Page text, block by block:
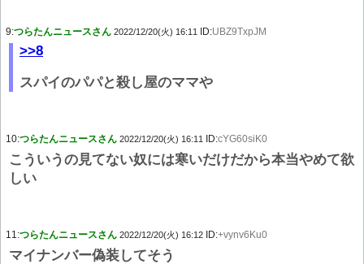
9:つらたんニュースさん 2022/12/20(火) 16:11 ID:UBZ9TxpJM
>>8
スパイのパパと殺し屋のママや
10:つらたんニュースさん 2022/12/20(火) 16:11 ID:cYG60siK0
こういうの見てない奴には寒いだけだから本当やめて欲
しい
11:つらたんニュースさん 2022/12/20(火) 16:12 ID:+vynv6Ku0
マイナンバー偽装してそう